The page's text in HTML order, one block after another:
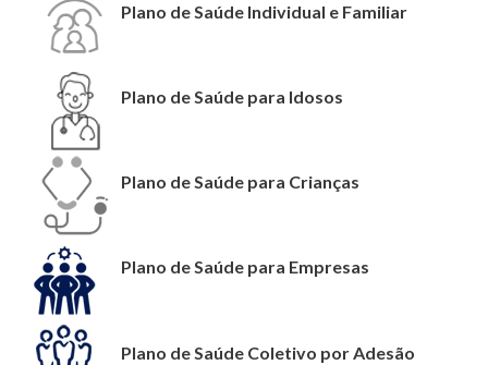
Plano de Saúde Individual e Familiar
Plano de Saúde para Idosos
Plano de Saúde para Crianças
Plano de Saúde para Empresas
Plano de Saúde Coletivo por Adesão